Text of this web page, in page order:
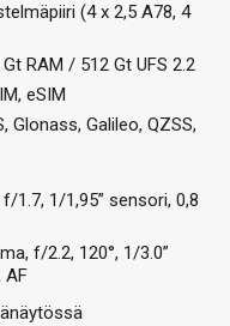
(4 x 2,5 A78, 4
RAM / 512 Gt UFS 2.2
eSIM
Glonass, Galileo, QZSS,
1.7, 1/1,95” sensori, 0,8
f/2.2, 120°, 1/3.0”
AF